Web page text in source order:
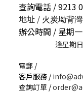
查詢電話 / 9213
地址 / 火炭坳背
辦公時間 / 星期
逢星期
電郵 /
客戶服務 /
查詢訂單 /